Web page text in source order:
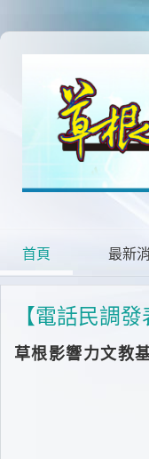
首頁 最新
【電話民調
草根影響力文教